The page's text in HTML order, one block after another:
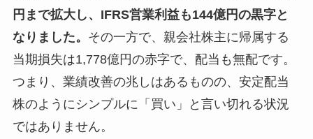
円まで拡大し、IFRS営業利益も144億円の黒字と
なりました。 その一方で、親会社株主に帰属する
当期損失は1,778億円の赤字で、配当も無配です。
つまり、業績改善の兆しはあるものの、安定配当
株のようにシンプルに「買い」と言い切れる状況
ではありません。